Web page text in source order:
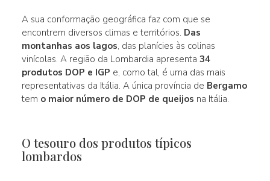
A sua conformação geográfica faz com que se
encontrem diversos climas e territórios. Das
montanhas aos lagos, das planícies às colinas
vinícolas. A região da Lombardia apresenta 34
produtos DOP e IGP e, como tal, é uma das mais
representativas da Itália. A única província de Bergamo
tem o maior número de DOP de queijos na Itália.
O tesouro dos produtos típicos
lombardos